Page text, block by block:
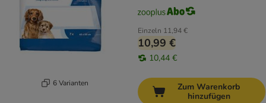
6 Varianten
Einzeln 11,94 €
10,99 €
10,44 €
Zum Warenkorb
hinzufügen